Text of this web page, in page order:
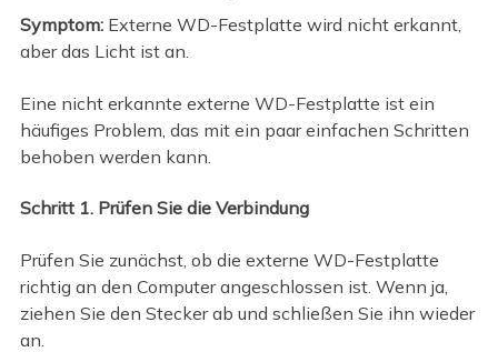
Symptom:Externe WD-Festplatte wird nicht erkannt,
aber das Licht ist an.
Eine nicht erkannte externe WD-Festplatte ist ein
häufiges Problem, das mit ein paar einfachen Schritten
behoben werden kann.
Schritt 1. Prüfen Sie die Verbindung
Prüfen Sie zunächst, ob die externe WD-Festplatte
richtig an den Computer angeschlossen ist. Wenn ja,
ziehen Sie den Stecker ab und schließen Sie ihn wieder
an.